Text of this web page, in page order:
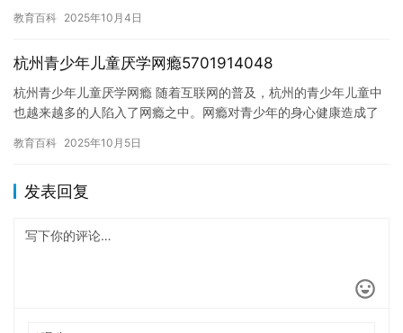
教育百科 2025年10月4日
杭州青少年儿童厌学网瘾5701914048
杭州青少年儿童厌学网瘾 随着互联网的普及，杭州的青少年儿童中
也越来越多的人陷入了网瘾之中。网瘾对青少年的身心健康造成了
杭…
教育百科 2025年10月5日
发表回复